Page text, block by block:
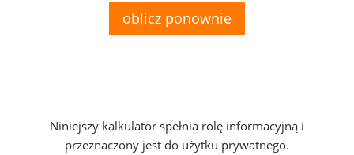
oblicz ponownie
Niniejszy kalkulator spełnia rolę informacyjną i
przeznaczony jest do użytku prywatnego.